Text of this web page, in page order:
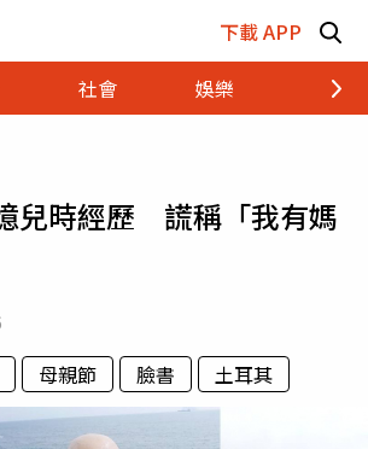
下載 APP
社會 娛樂 財經
兒時經歷 謊稱「我有媽
母親節 臉書 土耳其